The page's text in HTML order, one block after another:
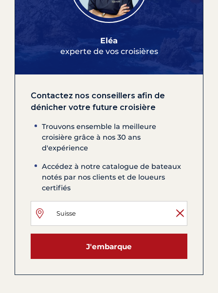
Eléa
experte de vos croisières
Contactez nos conseillers afin de
dénicher votre future croisière
Trouvons ensemble la meilleure
croisière grâce à nos 30 ans
d'expérience
Accédez à notre catalogue de bateaux
notés par nos clients et de loueurs
certifiés
J'embarque